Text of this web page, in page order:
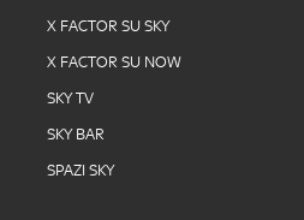
X FACTOR SU SKY
X FACTOR SU NOW
SKY TV
SKY BAR
SPAZI SKY